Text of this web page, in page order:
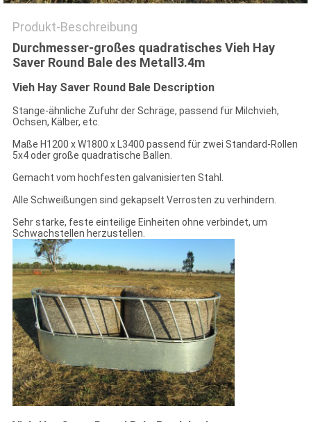
Produkt-Beschreibung
Durchmesser-großes quadratisches Vieh Hay
Saver Round Bale des Metall3.4m
Vieh Hay Saver Round Bale Description
Stange-ähnliche Zufuhr der Schräge, passend für Milchvieh,
Ochsen, Kälber, etc.
Maße H1200 x W1800 x L3400 passend für zwei Standard-Rollen
5x4 oder große quadratische Ballen.
Gemacht vom hochfesten galvanisierten Stahl.
Alle Schweißungen sind gekapselt Verrosten zu verhindern.
Sehr starke, feste einteilige Einheiten ohne verbindet, um
Schwachstellen herzustellen.